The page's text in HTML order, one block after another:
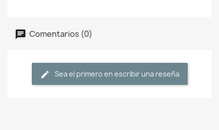
Comentarios (0)
Sea el primero en escribir una reseña